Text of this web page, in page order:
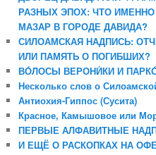
РАЗНЫХ ЭПОХ: ЧТО
МАЗАР В ГОРОДЕ ДАВИДА?
СИЛОАМСКАЯ НАДПИСЬ:
ИЛИ ПАМЯТЬ О ПОГИБШИХ?
ВО́ЛОСЫ ВЕРОНИ́КИ И
Несколько слов о
Антиохия-Гиппос (Сусита)
Красное, Камышовое или
ПЕРВЫЕ АЛФАВИТНЫЕ
И ЕЩЁ О РАСКОПКАХ НА